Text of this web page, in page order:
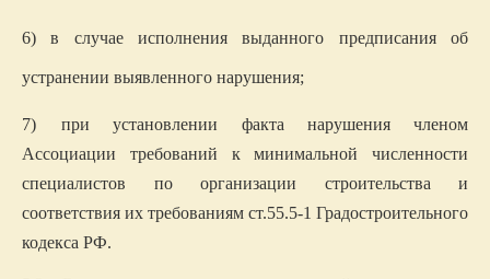
6) в случае исполнения выданного предписания об
устранении выявленного нарушения;
7)
при установлении факта нарушения членом
Ассоциации требований к минимальной численности
специалистов по организации строительства и
соответствия их требованиям ст.55.5-1 Градостроительного
кодекса РФ.